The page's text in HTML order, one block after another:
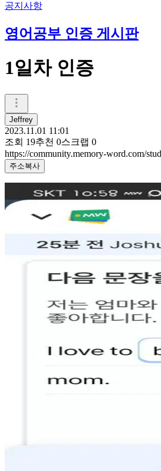
공지사항
영어공부 인증 게시판
1일차 인증
Jeffrey
2023.11.01 11:01
조회 19추천 0스크랩 0
https://community.memory-word.com/
주소복사